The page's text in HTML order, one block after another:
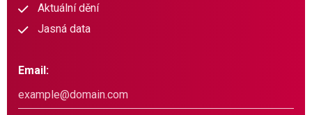
Aktuální dění
Jasná data
Email: